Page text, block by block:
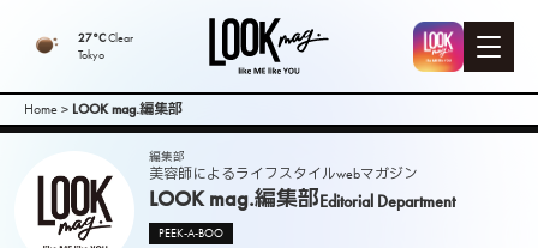
LOOK mag. |
PEEK-A-BOO
Web
Magazine（
27°CClear
Tokyo
Home > LOOK mag.編集部
編集部
美容師によるライフスタイルwebマガジン
LOOK mag.編集部Editorial Department
PEEK-A-BOO